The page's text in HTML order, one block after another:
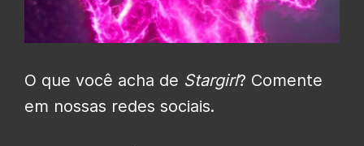
O que você acha de Stargirl? Comente
em nossas redes sociais.